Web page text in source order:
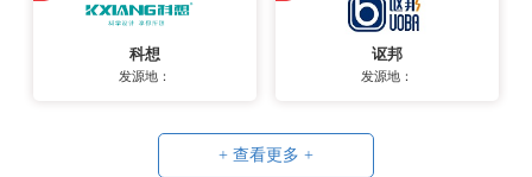
科想
发源地：
讴邦
发源地：
+ 查看更多 +